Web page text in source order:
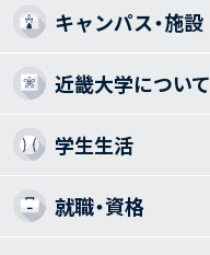
キャンパス・施設
近畿大学について
学生生活
就職・資格